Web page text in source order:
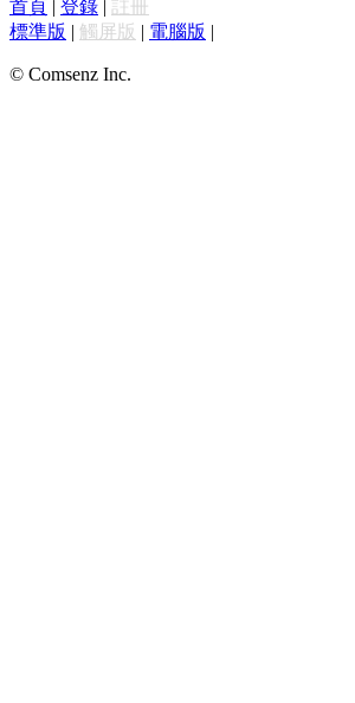
首頁 | 登錄 | 註冊
標準版 | 觸屏版 | 電腦版 |
© Comsenz Inc.